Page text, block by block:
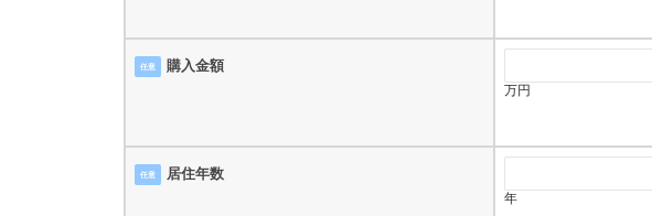
任意 購入金額
万円
任意 居住年数
年